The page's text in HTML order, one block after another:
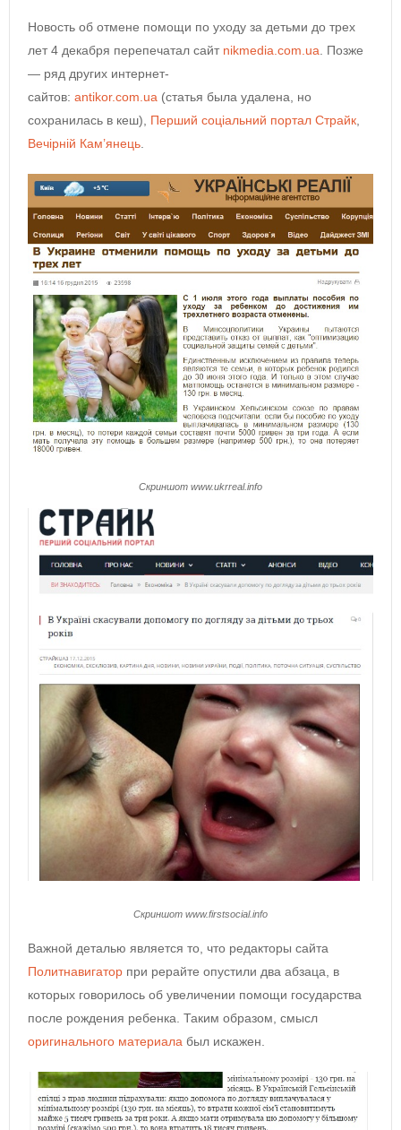
Новость об отмене помощи по уходу за детьми до трех
лет 4 декабря перепечатал сайт nikmedia.com.ua . Позже
— ряд других интернет-
сайтов: antikor.com.ua (статья была удалена, но
сохранилась в кеш), Перший соціальний портал Страйк
Вечірній Кам’янець
Скриншот www.ukrreal.info
Скриншот www.firstsocial.info
Важной деталью является то, что редакторы сайта
Политнавигатор при рерайте опустили два абзаца, в
которых говорилось об увеличении помощи государства
после рождения ребенка. Таким образом, смысл
оригинального материала был искажен.